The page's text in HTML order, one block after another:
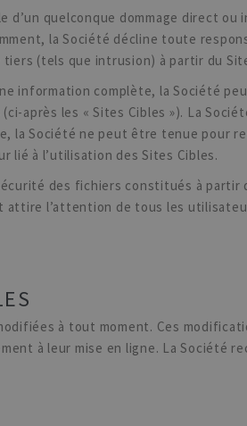
quelconque dommage direct
la Société décline toute
(tels que intrusion) à partir du
information complète, la Société
après les « Sites Cibles »). La
la Société ne peut être tenue pour
lié à l’utilisation des Sites Cibles.
des fichiers constitués à
l’attention de tous les
à tout moment. Ces
à leur mise en ligne. La Société